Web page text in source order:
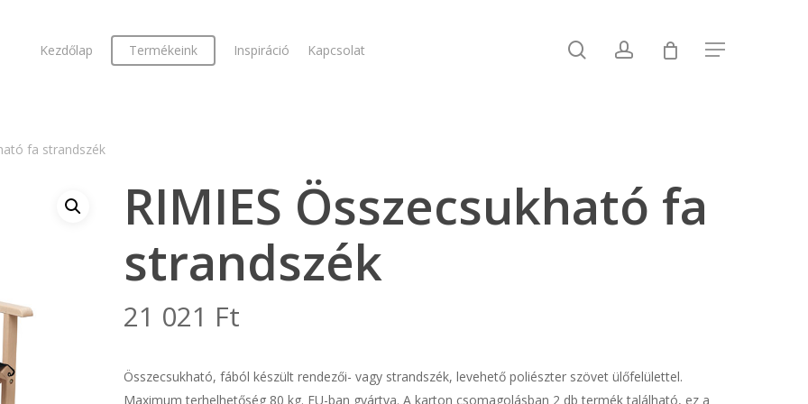
Kezdőlap Termékeink Inspiráció Kapcsolat searchaccount Menu
fa strandszék
RIMIES Összecsukható fa
strandszék
21 021 Ft
Összecsukható, fából készült rendezői- vagy strandszék, levehető poliészter szövet ülőfelülettel.
Maximum terhelhetőség 80 kg. EU-ban gyártva. A karton csomagolásban 2 db termék található, ez a